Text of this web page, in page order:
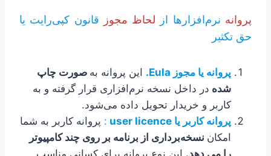
پروانه نرم‌افزارها از لحاظ مجوز
قانون کپی‌رایت یا
حق تکثیر
پروانه یا مجوز Eula. این پروانه به صورت چاپ
شده در داخل نسخه نرم‌افزاری قرار گرفته و به
کاربر و خریدار تحویل داده می‌شود.
پروانه کاربر یا user licence
: پروانه کاربر به شما
امکان نسخه‌برداری از برنامه بر روی چند کامپیوتر
را می دهد. این نوع پروانه برای کسانی مناسب